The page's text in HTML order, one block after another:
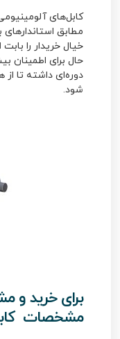
کابل‌های
مطابق
خیال خریدار را
حال برای اطمینان
دوره‌ای داشته تا
شود.
برای خرید و
مشخصات کابل